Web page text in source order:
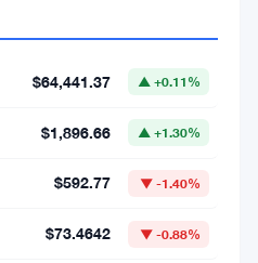
$64,441.37 ▲ +0.11%
$1,896.66 ▲ +1.30%
$592.77 ▼ -1.40%
$73.4642 ▼ -0.88%